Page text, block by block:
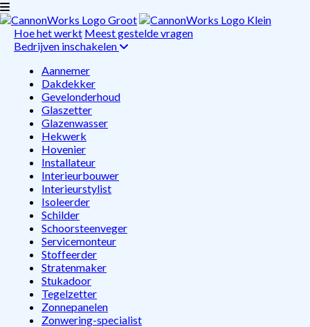
Hoe het werkt Meest gestelde vragen
Bedrijven inschakelen
Aannemer
Dakdekker
Gevelonderhoud
Glaszetter
Glazenwasser
Hekwerk
Hovenier
Installateur
Interieurbouwer
Interieurstylist
Isoleerder
Schilder
Schoorsteenveger
Servicemonteur
Stoffeerder
Stratenmaker
Stukadoor
Tegelzetter
Zonnepanelen
Zonwering-specialist